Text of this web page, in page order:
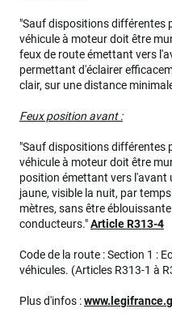
"Sauf dispositions différentes
véhicule à moteur doit être
feux de route émettant vers
permettant d'éclairer
clair, sur une distance
Feux position avant :
"Sauf dispositions différentes
véhicule à moteur doit être
position émettant vers l'avant
jaune, visible la nuit, par
mètres, sans être
conducteurs."Article R313-4
Code de la route : Section 1 :
véhicules. (Articles R313-1 à
Plus d'infos :